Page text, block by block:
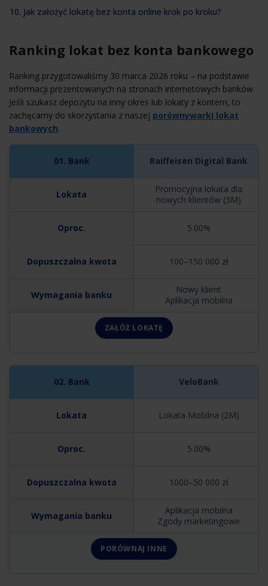
10. Jak założyć lokatę bez konta online krok po kroku?
Ranking lokat bez konta bankowego
Ranking przygotowaliśmy 30 marca 2026 roku – na podstawie
informacji prezentowanych na stronach internetowych banków.
Jeśli szukasz depozytu na inny okres lub lokaty z kontem, to
zachęcamy do skorzystania z naszej porównywarki lokat
bankowych.
Raiffeisen Digital Bank
Promocyjna lokata dla
nowych klientów (3M)
5.00%
100–150 000 zł
Nowy klient
Aplikacja mobilna
ZAŁÓŻ LOKATĘ
VeloBank
Lokata Mobilna (2M)
5.00%
1000–50 000 zł
Aplikacja mobilna
Zgody marketingowe
PORÓWNAJ INNE